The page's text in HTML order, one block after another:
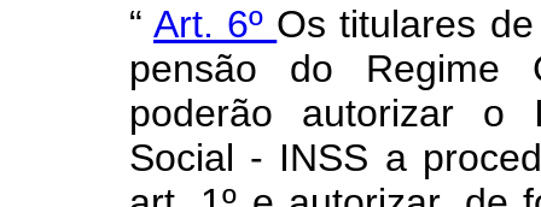
“Art. 6º Os titulares
pensão do Regime
poderão autorizar o
Social - INSS a